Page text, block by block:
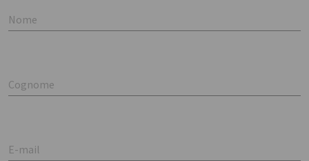
Nome
Cognome
E-mail